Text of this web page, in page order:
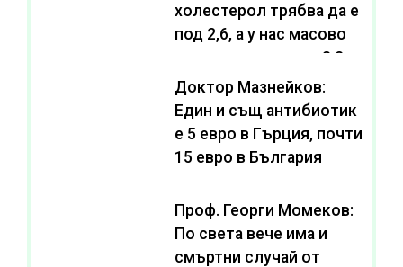
холестерол трябва да е
под 2,6, а у нас масово
се живее с нива от 3,2
Доктор Мазнейков:
Един и същ антибиотик
e 5 евро в Гърция, почти
15 евро в България
Проф. Георги Момеков:
По света вече има и
смъртни случай от